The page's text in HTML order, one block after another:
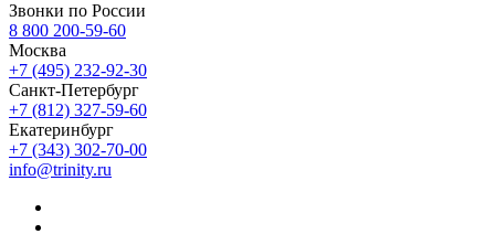
Звонки по России
8 800 200-59-60
Москва
+7 (495) 232-92-30
Санкт-Петербург
+7 (812) 327-59-60
Екатеринбург
+7 (343) 302-70-00
info@trinity.ru